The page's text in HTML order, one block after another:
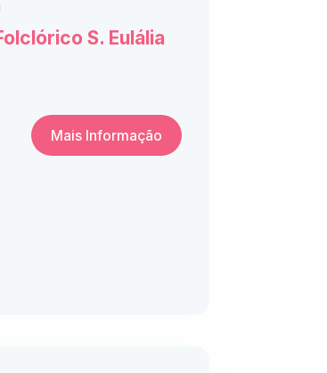
S. Eulália
Mais Informação